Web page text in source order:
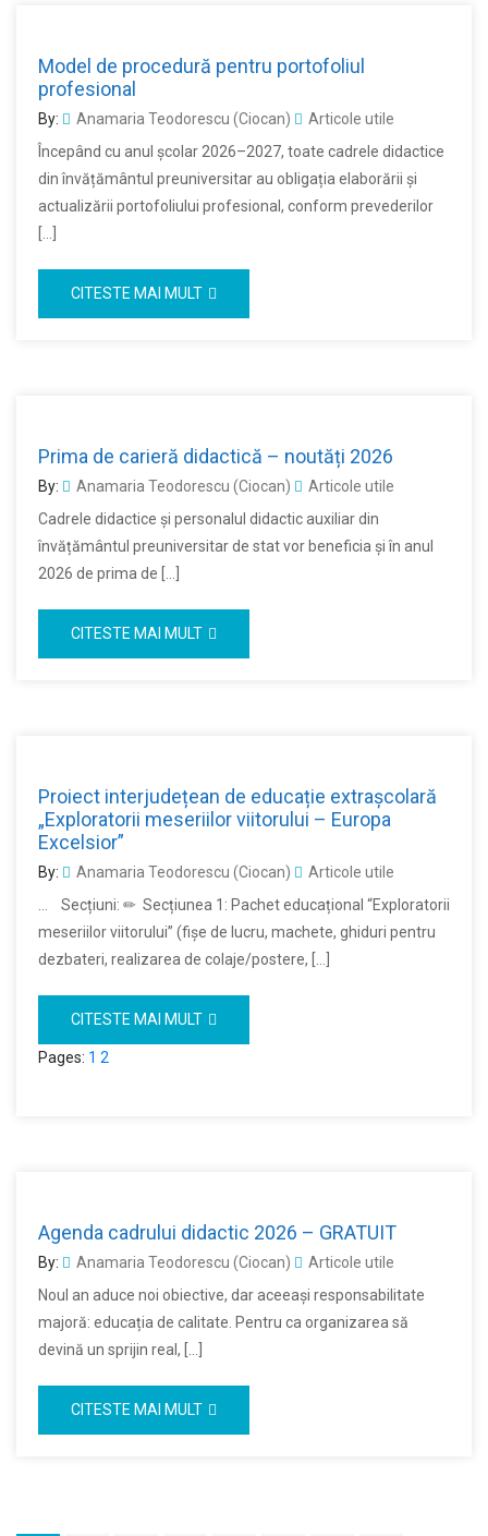
Model de procedură pentru portofoliul
profesional
By: Anamaria Teodorescu (Ciocan)
Articole utile
Începând cu anul școlar 2026–2027, toate cadrele didactice
din învățământul preuniversitar au obligația elaborării și
actualizării portofoliului profesional, conform prevederilor
CITESTE MAI MULT
Prima de carieră didactică – noutăți 2026
By: Anamaria Teodorescu (Ciocan)
Articole utile
Cadrele didactice și personalul didactic auxiliar din
învățământul preuniversitar de stat vor beneficia și în anul
2026 de prima de […]
CITESTE MAI MULT
Proiect interjudețean de educație extrașcolară
„Exploratorii meseriilor viitorului – Europa
Excelsior”
By: Anamaria Teodorescu (Ciocan)
Articole utile
… Secțiuni: ✏ Secțiunea 1: Pachet educațional “Exploratorii
meseriilor viitorului” (fişe de lucru, machete, ghiduri pentru
dezbateri, realizarea de colaje/postere, […]
CITESTE MAI MULT
Pages: 1 2
Agenda cadrului didactic 2026 – GRATUIT
By: Anamaria Teodorescu (Ciocan)
Articole utile
Noul an aduce noi obiective, dar aceeași responsabilitate
majoră: educația de calitate. Pentru ca organizarea să
devină un sprijin real, […]
CITESTE MAI MULT